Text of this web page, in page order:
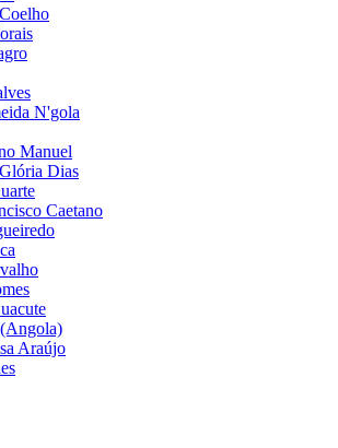
N'gola
Manuel
Dias
Caetano
Araújo